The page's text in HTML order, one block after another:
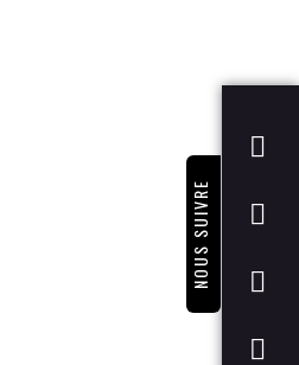
NOUS SUIVRE